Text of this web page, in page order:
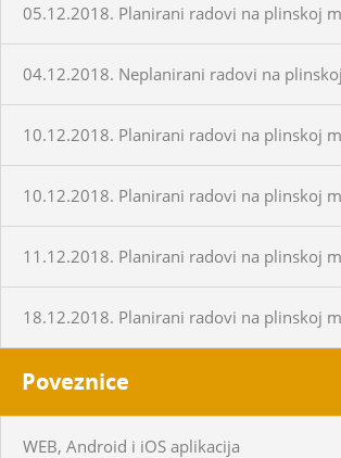
05.12.2018. Planirani radovi na plinskoj
04.12.2018. Neplanirani radovi na
10.12.2018. Planirani radovi na plinskoj
10.12.2018. Planirani radovi na plinskoj
11.12.2018. Planirani radovi na plinskoj
18.12.2018. Planirani radovi na plinskoj
Poveznice
WEB, Android i iOS aplikacija